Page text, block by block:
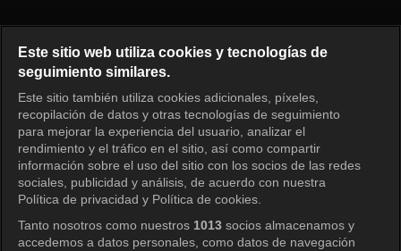
Iniciar sesión
Este sitio web utiliza cookies y tecnologías de
seguimiento similares.
Este sitio también utiliza cookies adicionales, píxeles,
recopilación de datos y otras tecnologías de seguimiento
para mejorar la experiencia del usuario, analizar el
rendimiento y el tráfico en el sitio, así como compartir
información sobre el uso del sitio con los socios de las redes
sociales, publicidad y análisis, de acuerdo con nuestra
Política de privacidad y Política de cookies.
Tanto nosotros como nuestros 1013 socios almacenamos y
accedemos a datos personales, como datos de navegación